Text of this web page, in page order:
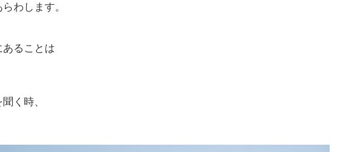
わします。
ることは
く時、